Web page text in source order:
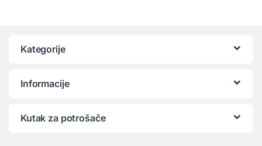
Kategorije
Informacije
Kutak za potrošače